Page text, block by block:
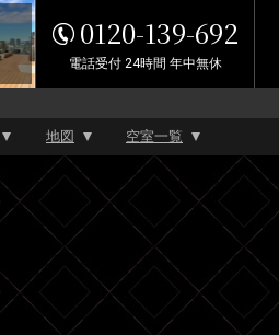
0120-139-692
電話受付 24時間 年中無休
地図 空室一覧